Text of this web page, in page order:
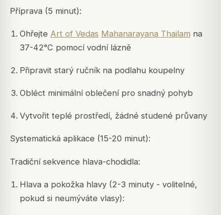
Příprava (5 minut):
Ohřejte Art of Vedas Mahanarayana Thailam na
37-42°C pomocí vodní lázně
Připravit starý ručník na podlahu koupelny
Obléct minimální oblečení pro snadný pohyb
Vytvořit teplé prostředí, žádné studené průvany
Systematická aplikace (15-20 minut):
Tradiční sekvence hlava-chodidla:
Hlava a pokožka hlavy (2-3 minuty - volitelné,
pokud si neumýváte vlasy):